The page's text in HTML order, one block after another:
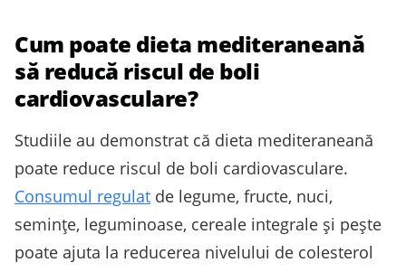
Cum poate dieta mediteraneană
să reducă riscul de boli
cardiovasculare?
Studiile au demonstrat că dieta mediteraneană
poate reduce riscul de boli cardiovasculare.
Consumul regulat de legume, fructe, nuci,
semințe, leguminoase, cereale integrale și pește
poate ajuta la reducerea nivelului de colesterol